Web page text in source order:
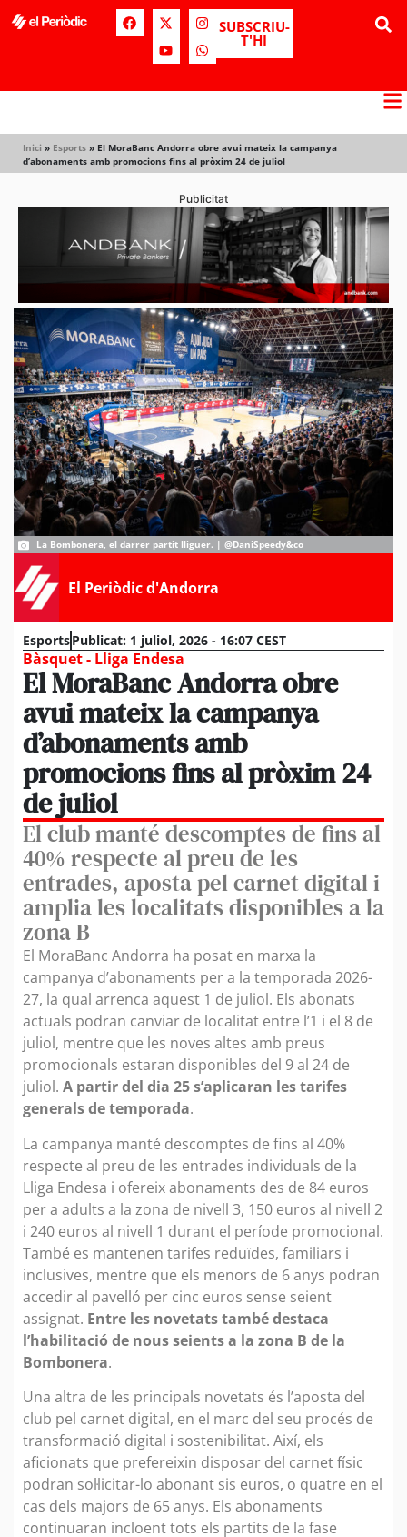
SUBSCRIU-
T'HI
Inici » Esports » El MoraBanc Andorra obre avui mateix la campanya
d’abonaments amb promocions fins al pròxim 24 de juliol
Publicitat
La Bombonera, el darrer partit lliguer. | @DaniSpeedy&co
El Periòdic d'Andorra
EsportsPublicat: 1 juliol, 2026 - 16:07 CEST
Bàsquet - Lliga Endesa
El MoraBanc Andorra obre
avui mateix la campanya
d’abonaments amb
promocions fins al pròxim 24
de juliol
El club manté descomptes de fins al
40% respecte al preu de les
entrades, aposta pel carnet digital i
amplia les localitats disponibles a la
zona B
El MoraBanc Andorra ha posat en marxa la
campanya d’abonaments per a la temporada 2026-
27, la qual arrenca aquest 1 de juliol. Els abonats
actuals podran canviar de localitat entre l’1 i el 8 de
juliol, mentre que les noves altes amb preus
promocionals estaran disponibles del 9 al 24 de
juliol. A partir del dia 25 s’aplicaran les tarifes
generals de temporada.
La campanya manté descomptes de fins al 40%
respecte al preu de les entrades individuals de la
Lliga Endesa i ofereix abonaments des de 84 euros
per a adults a la zona de nivell 3, 150 euros al nivell 2
i 240 euros al nivell 1 durant el període promocional.
També es mantenen tarifes reduïdes, familiars i
inclusives, mentre que els menors de 6 anys podran
accedir al pavelló per cinc euros sense seient
assignat. Entre les novetats també destaca
l’habilitació de nous seients a la zona B de la
Bombonera.
Una altra de les principals novetats és l’aposta del
club pel carnet digital, en el marc del seu procés de
transformació digital i sostenibilitat. Així, els
aficionats que prefereixin disposar del carnet físic
podran sol·licitar-lo abonant sis euros, o quatre en el
cas dels majors de 65 anys. Els abonaments
continuaran incloent tots els partits de la fase